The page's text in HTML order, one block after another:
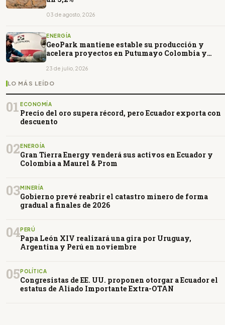
03 de agosto, 2026
ENERGÍA
GeoPark mantiene estable su producción y
acelera proyectos en Putumayo Colombia y
23 de julio, 2026
LO MÁS LEÍDO
01 ECONOMÍA
Precio del oro supera récord, pero Ecuador exporta con
descuento
02 ENERGÍA
Gran Tierra Energy venderá sus activos en Ecuador y
Colombia a Maurel & Prom
03MINERÍA
Gobierno prevé reabrir el catastro minero de forma
gradual a finales de 2026
04PERÚ
Papa León XIV realizará una gira por Uruguay,
Argentina y Perú en noviembre
05 POLÍTICA
Congresistas de EE. UU. proponen otorgar a Ecuador el
estatus de Aliado Importante Extra-OTAN